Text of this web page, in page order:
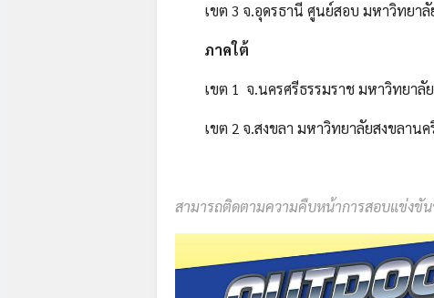
เขต 3 จ.อุดรธานี ศูนย์สอบ มหาวิทยาลั
ภาคใต้
เขต 1 จ.นครศรีธรรมราช มหาวิทยาลั
เขต 2 จ.สงขลา มหาวิทยาลัยสงขลานค
สามารถติดตามความคืบหน้าการสอบแข่งขัน